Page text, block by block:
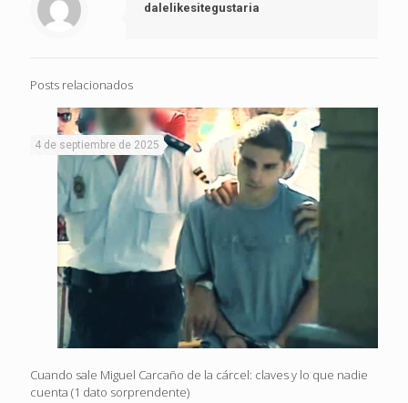
dalelikesitegustaria
Posts relacionados
4 de septiembre de 2025
Cuando sale Miguel Carcaño de la cárcel: claves y lo que nadie
cuenta (1 dato sorprendente)